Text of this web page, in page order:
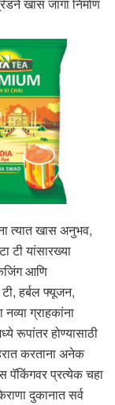
त्यात खास अनुभव,
टी यांसारख्या
आणि
हर्बल फ्यूजन,
ग्राहकांना
रूपांतर होण्यासाठी
करताना अनेक
पॅकिंगवर प्रत्येक चहा
दुकानात सर्व